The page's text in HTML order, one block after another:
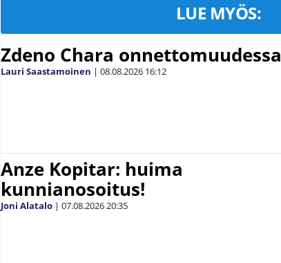
LUE MYÖS:
Zdeno Chara onnettomuudessa
Lauri Saastamoinen | 08.08.2026 16:12
Anze Kopitar: huima
kunnianosoitus!
Joni Alatalo | 07.08.202620:35